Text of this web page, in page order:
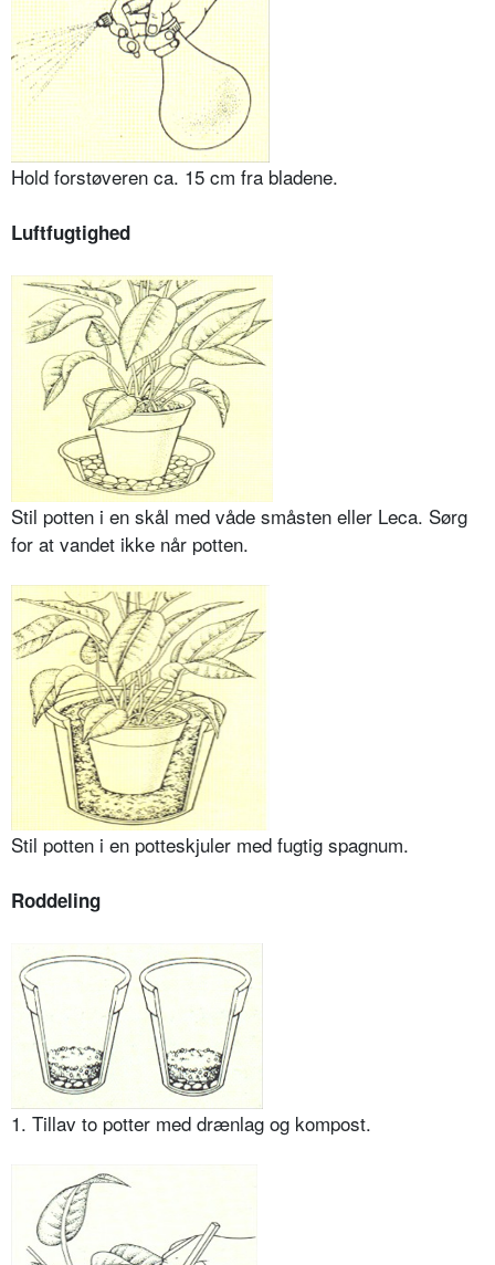
Hold forstøveren ca. 15 cm fra bladene.
Luftfugtighed
Stil potten i en skål med våde småsten eller Leca. Sørg
for at vandet ikke når potten.
Stil potten i en potteskjuler med fugtig spagnum.
Roddeling
1. Tillav to potter med drænlag og kompost.